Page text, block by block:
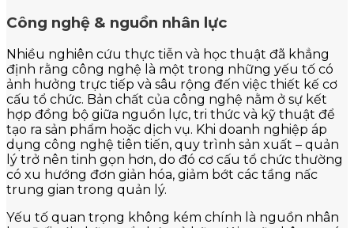
Công nghệ & nguồn nhân lực
Nhiều nghiên cứu thực tiễn và học thuật đã khẳng
định rằng công nghệ là một trong những yếu tố có
ảnh hưởng trực tiếp và sâu rộng đến việc thiết kế cơ
cấu tổ chức. Bản chất của công nghệ nằm ở sự kết
hợp đồng bộ giữa nguồn lực, tri thức và kỹ thuật để
tạo ra sản phẩm hoặc dịch vụ. Khi doanh nghiệp áp
dụng công nghệ tiên tiến, quy trình sản xuất – quản
lý trở nên tinh gọn hơn, do đó cơ cấu tổ chức thường
có xu hướng đơn giản hóa, giảm bớt các tầng nấc
trung gian trong quản lý.
Yếu tố quan trọng không kém chính là nguồn nhân